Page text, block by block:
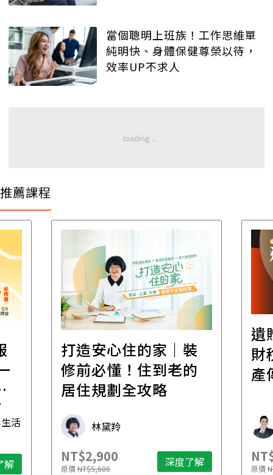
當個聰明上班族！工作思維單
純明快、身體保健尊榮以待，
效率UP不求人
推薦課程
裝
的
深度了解
遺贈稅規劃直播課│
財稅專家親授，讓資
產傳承更有效率
財稅專家 朱家棟
NT$2,500
原價NT$4,888 深度了解